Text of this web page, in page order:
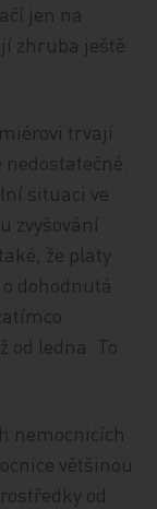
jen na
zhruba ještě
trvají
situaci ve
zvyšování
že platy
dohodnutá
od ledna. To
nemocnicích
většinou
od